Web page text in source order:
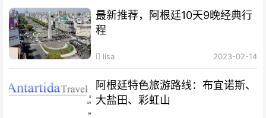
最新推荐，阿根廷10天9晚经典行
程
lisa 2023-02-14
阿根廷特色旅游路线：布宜诺斯、
大盐田、彩虹山